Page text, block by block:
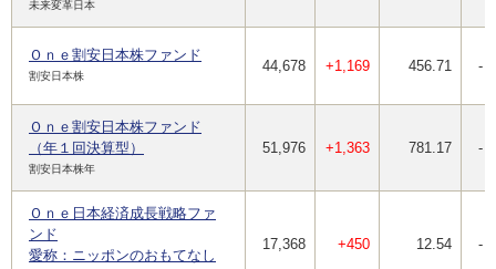
未来変革日本
Ｏｎｅ割安日本株ファンド
割安日本株
44,678 +1,169 456.71 -
Ｏｎｅ割安日本株ファンド
（年１回決算型）
割安日本株年
51,976 +1,363 781.17 -
Ｏｎｅ日本経済成長戦略ファ
ンド
愛称：ニッポンのおもてなし
17,368 +450 12.54 -